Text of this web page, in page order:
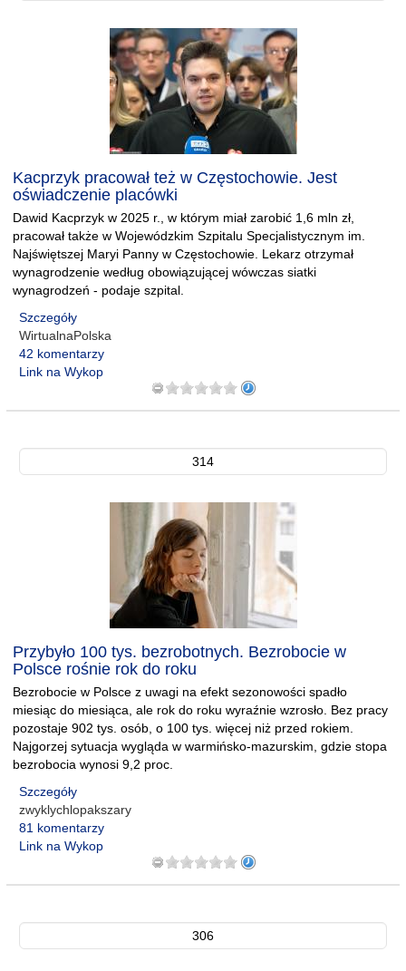
Kacprzyk pracował też w Częstochowie. Jest
oświadczenie placówki
Dawid Kacprzyk w 2025 r., w którym miał zarobić 1,6 mln zł,
pracował także w Wojewódzkim Szpitalu Specjalistycznym im.
Najświętszej Maryi Panny w Częstochowie. Lekarz otrzymał
wynagrodzenie według obowiązującej wówczas siatki
wynagrodzeń - podaje szpital.
Szczegóły
WirtualnaPolska
42 komentarzy
Link na Wykop
314
Przybyło 100 tys. bezrobotnych. Bezrobocie w
Polsce rośnie rok do roku
Bezrobocie w Polsce z uwagi na efekt sezonowości spadło
miesiąc do miesiąca, ale rok do roku wyraźnie wzrosło. Bez pracy
pozostaje 902 tys. osób, o 100 tys. więcej niż przed rokiem.
Najgorzej sytuacja wygląda w warmińsko-mazurskim, gdzie stopa
bezrobocia wynosi 9,2 proc.
Szczegóły
zwyklychlopakszary
81 komentarzy
Link na Wykop
306